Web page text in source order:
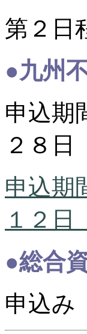
第２日
●九州
申込期
２８日
申込期
１２日
●総合
申込み